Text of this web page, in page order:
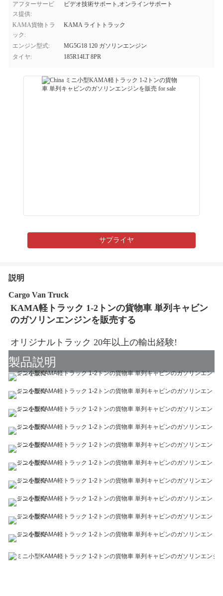
アフターサービ
ス提供:
ビデオ技術サポート,オンラインサポート
KAMA貨物トラ
ック:
KAMA ライトトラック
エンジン型式:
MG5G18 120 ガソリンエンジン
タイヤ:
185R14LT 8PR
サプライヤ
説明
Cargo Van Truck
KAMA軽トラック 1-2トンの貨物車 単列キャビン
のガソリンエンジンを販売する
オリジナルトラック 20年以上の輸出経験!
製品説明